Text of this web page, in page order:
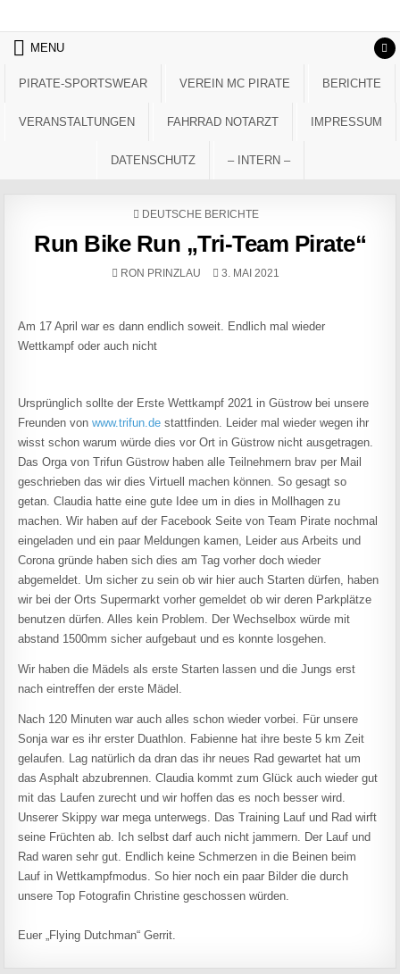
MENU
PIRATE-SPORTSWEAR VEREIN MC PIRATE BERICHTE
VERANSTALTUNGEN FAHRRAD NOTARZT IMPRESSUM
DATENSCHUTZ – INTERN –
POSTED IN
DEUTSCHE BERICHTE
Run Bike Run „Tri-Team Pirate“
AUTHOR:
RON PRINZLAU PUBLISHED DATE:
3. MAI 2021
Am 17 April war es dann endlich soweit. Endlich mal wieder
Wettkampf oder auch nicht
Ursprünglich sollte der Erste Wettkampf 2021 in Güstrow bei unsere
Freunden vonwww.trifun.de stattfinden. Leider mal wieder wegen ihr
wisst schon warum würde dies vor Ort in Güstrow nicht ausgetragen.
Das Orga von Trifun Güstrow haben alle Teilnehmern brav per Mail
geschrieben das wir dies Virtuell machen können. So gesagt so
getan. Claudia hatte eine gute Idee um in dies in Mollhagen zu
machen. Wir haben auf der Facebook Seite von Team Pirate nochmal
eingeladen und ein paar Meldungen kamen, Leider aus Arbeits und
Corona gründe haben sich dies am Tag vorher doch wieder
abgemeldet. Um sicher zu sein ob wir hier auch Starten dürfen, haben
wir bei der Orts Supermarkt vorher gemeldet ob wir deren Parkplätze
benutzen dürfen. Alles kein Problem. Der Wechselbox würde mit
abstand 1500mm sicher aufgebaut und es konnte losgehen.
Wir haben die Mädels als erste Starten lassen und die Jungs erst
nach eintreffen der erste Mädel.
Nach 120 Minuten war auch alles schon wieder vorbei. Für unsere
Sonja war es ihr erster Duathlon. Fabienne hat ihre beste 5 km Zeit
gelaufen. Lag natürlich da dran das ihr neues Rad gewartet hat um
das Asphalt abzubrennen. Claudia kommt zum Glück auch wieder gut
mit das Laufen zurecht und wir hoffen das es noch besser wird.
Unserer Skippy war mega unterwegs. Das Training Lauf und Rad wirft
seine Früchten ab. Ich selbst darf auch nicht jammern. Der Lauf und
Rad waren sehr gut. Endlich keine Schmerzen in die Beinen beim
Lauf in Wettkampfmodus. So hier noch ein paar Bilder die durch
unsere Top Fotografin Christine geschossen würden.
Euer „Flying Dutchman“ Gerrit.